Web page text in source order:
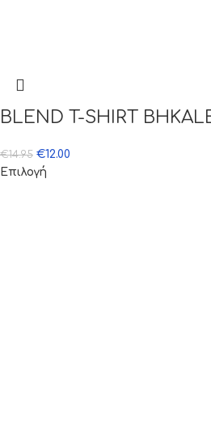
BLEND T-SHIRT
€14.95 €12.00
Επιλογή